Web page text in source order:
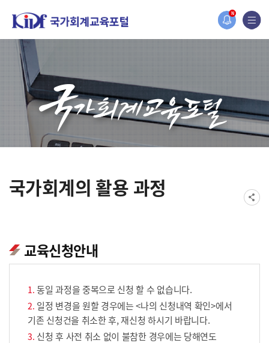
N
홈페이지가 새롭게 개편되었습니다.
한국조세재정연구원홈페이지가 새롭게 개설되었습니다.
국가회계의 활용 과정
교육신청안내
동일 과정을 중복으로 신청 할 수 없습니다.
일정 변경을 원할 경우에는 <나의 신청내역 확인>에서
기존 신청건을 취소한 후, 재신청 하시기 바랍니다.
신청 후 사전 취소 없이 불참한 경우에는 당해연도